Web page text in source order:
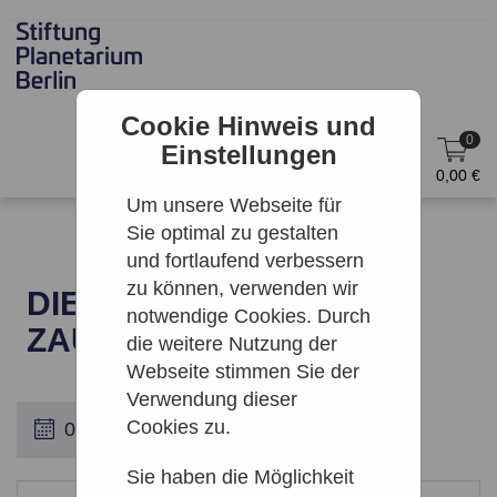
Cookie Hinweis und
Einstellungen
Um unsere Webseite für
Sie optimal zu gestalten
und fortlaufend verbessern
zu können, verwenden wir
notwendige Cookies. Durch
die weitere Nutzung der
Webseite stimmen Sie der
Verwendung dieser
Cookies zu.
Sie haben die Möglichkeit
0
0,00 €
DIE LEGENDE DES
ZAUBERRIFFS